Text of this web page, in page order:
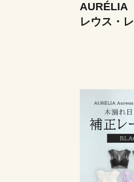
AURÉLIA
レウス・
漏れ日シ
ー：ラベ